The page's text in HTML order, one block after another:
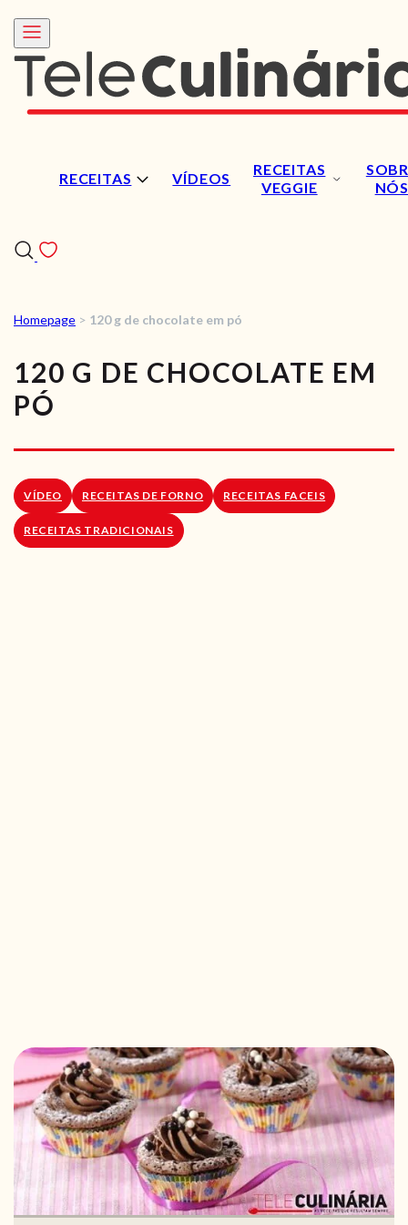
RECEITAS VÍDEOS
RECEITAS
VEGGIE
NÓS
RECEITAS
VÍDEOS
LOJA ONLINE
Homepage > 120 g de chocolate em pó
120 G DE CHOCOLATE EM
PÓ
VÍDEO RECEITAS DE FORNO RECEITAS FACEIS
RECEITAS TRADICIONAIS